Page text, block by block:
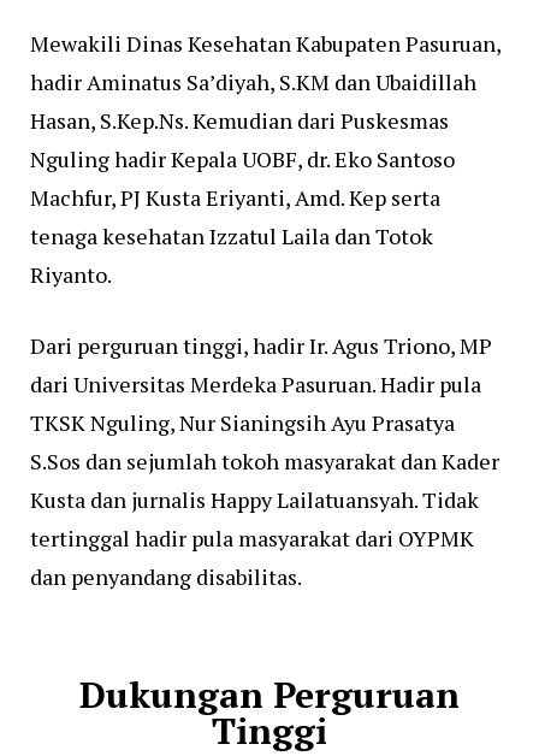
Mewakili Dinas Kesehatan Kabupaten Pasuruan,
hadir Aminatus Sa’diyah, S.KM dan Ubaidillah
Hasan, S.Kep.Ns. Kemudian dari Puskesmas
Nguling hadir Kepala UOBF, dr. Eko Santoso
Machfur, PJ Kusta Eriyanti, Amd. Kep serta
tenaga kesehatan Izzatul Laila dan Totok
Riyanto.
Dari perguruan tinggi, hadir Ir. Agus Triono, MP
dari Universitas Merdeka Pasuruan. Hadir pula
TKSK Nguling, Nur Sianingsih Ayu Prasatya
S.Sos dan sejumlah tokoh masyarakat dan Kader
Kusta dan jurnalis Happy Lailatuansyah. Tidak
tertinggal hadir pula masyarakat dari OYPMK
dan penyandang disabilitas.
Dukungan Perguruan
Tinggi